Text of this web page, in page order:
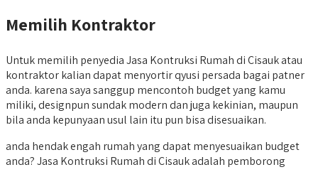
Memilih Kontraktor
Untuk memilih penyedia Jasa Kontruksi Rumah di Cisauk atau
kontraktor kalian dapat menyortir qyusi persada bagai patner
anda. karena saya sanggup mencontoh budget yang kamu
miliki, designpun sundak modern dan juga kekinian, maupun
bila anda kepunyaan usul lain itu pun bisa disesuaikan.
anda hendak engah rumah yang dapat menyesuaikan budget
anda? Jasa Kontruksi Rumah di Cisauk adalah pemborong